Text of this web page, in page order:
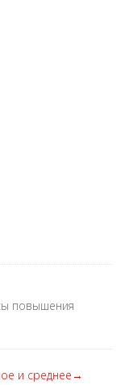
повышения
и среднее→